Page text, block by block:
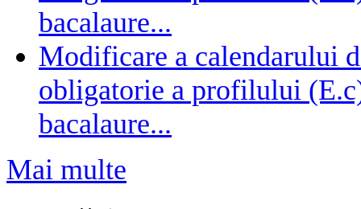
bacalaure...
Modificare a calendarului
obligatorie a profilului
bacalaure...
Mai multe